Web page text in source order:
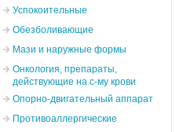
Успокоительные
Обезболивающие
Мази и наружные формы
Онкология, препараты,
действующие на с-му крови
Опорно-двигательный аппарат
Противоаллергические